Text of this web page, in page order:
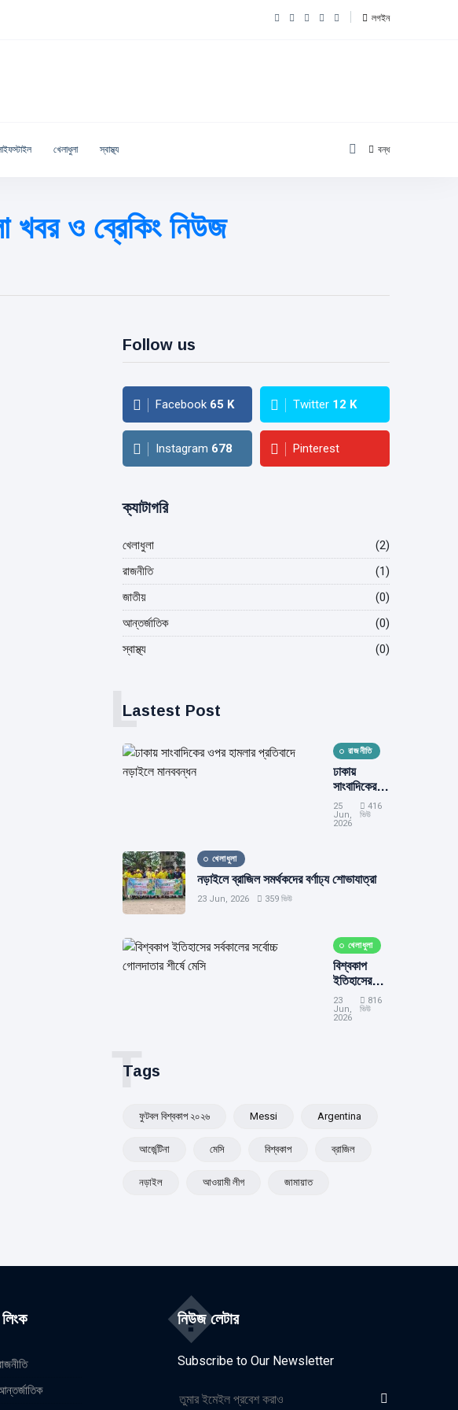
লগইন
খেলাধুলা স্বাস্থ্য বন্ধ
খবর ও ব্রেকিং নিউজ
Follow us
Facebook 65 K Twitter 12 K
Instagram 678 Pinterest
ক্যাটাগরি
খেলাধুলা
(2)
রাজনীতি
(1)
জাতীয়
(0)
আন্তর্জাতিক
(0)
স্বাস্থ্য
(0)
Lastest Post
L
রাজনীতি
ঢাকায়
সাংবাদিকের
ওপর হামলার
প্রতিবাদে
25
Jun,
2026
416
ভিউ
খেলাধুলা
নড়াইলে ব্রাজিল সমর্থকদের বর্ণাঢ্য শোভাযাত্রা
23 Jun, 2026 359 ভিউ
খেলাধুলা
বিশ্বকাপ
ইতিহাসের
সর্বকালের
সর্বোচ্চ
23
Jun,
2026
816
ভিউ
Tags
T
ফুটবল বিশ্বকাপ ২০২৬ Messi Argentina
আর্জেন্টিনা মেসি বিশ্বকাপ ব্রাজিল
নড়াইল আওয়ামী লীগ জামায়াত
নিউজ লেটার
�
Subscribe to Our Newsletter